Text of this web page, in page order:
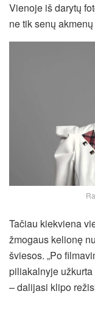
Vienoje iš darytų
ne tik senų
Tačiau kiekviena
žmogaus kelionę
šviesos. „Po
piliakalnyje
– dalijasi klipo